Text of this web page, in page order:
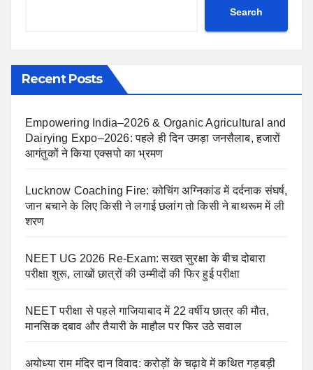
Search
Recent Posts
Empowering India–2026 & Organic Agricultural and
Dairying Expo–2026: पहले ही दिन उमड़ा जनसैलाब, हजारों
आगंतुकों ने किया एक्सपो का भ्रमण
Lucknow Coaching Fire: कोचिंग अग्निकांड में दर्दनाक संघर्ष,
जान बचाने के लिए किसी ने लगाई छलांग तो किसी ने बाथरूम में ली
शरण
NEET UG 2026 Re-Exam: सख्त सुरक्षा के बीच दोबारा
परीक्षा शुरू, लाखों छात्रों की उम्मीदों की फिर हुई परीक्षा
NEET परीक्षा से पहले गाजियाबाद में 22 वर्षीय छात्र की मौत,
मानसिक दबाव और तैयारी के माहौल पर फिर उठे सवाल
अयोध्या राम मंदिर दान विवाद: करोड़ों के चढ़ावे में कथित गड़बड़ी